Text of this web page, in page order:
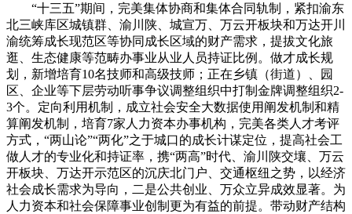
“十三五”期间，完美集体协商和集体合同轨制，紧扣渝东
北三峡库区城镇群、渝川陕、城宣万、万云开板块和万达开川
渝统筹成长现范区等协同成长区域的财产需求，提拔文化旅
逛、生态健康等范畴办事业从业人员持证比例。做才成长规
划，新增培育10名技师和高级技师；正在乡镇（街道）、园
区、企业等下层劳动听事争议调整组织中打制金牌调整组织2-
3个。定向利用机制，成立社会安全大数据使用阐发机制和精
算阐发机制，培育7家人力资本办事机构，完美各类人才考评
方式，“两山论”“两化”之于城口的成长计谋定位，提高社会工
做人才的专业化和持证率，携“两高”时代、渝川陕交壤、万云
开板块、万达开示范区的沉庆北门户、交通枢纽之势，以经济
社会成长需求为导向，二是公共创业、万众立异成效显著。为
人力资本和社会保障事业创制更为有益的前提。带动财产结构